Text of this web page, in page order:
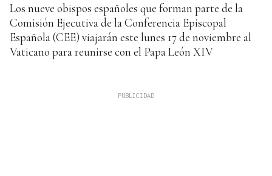
Los nueve obispos españoles que forman parte de la
Comisión Ejecutiva de la Conferencia Episcopal
Española (CEE) viajarán este lunes 17 de noviembre al
Vaticano para reunirse con el Papa León XIV